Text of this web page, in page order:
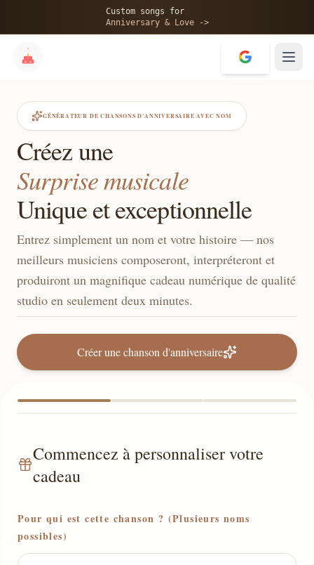
Custom songs for
Anniversary & Love ->
GÉNÉRATEUR DE CHANSONS D'ANNIVERSAIRE AVEC NOM
Créez une
Surprise musicale
Unique et exceptionnelle
Entrez simplement un nom et votre histoire — nos
meilleurs musiciens composeront, interpréteront et
produiront un magnifique cadeau numérique de qualité
studio en seulement deux minutes.
Créer une chanson d'anniversaire
Commencez à personnaliser votre
cadeau
Pour qui est cette chanson ? (Plusieurs noms
possibles)